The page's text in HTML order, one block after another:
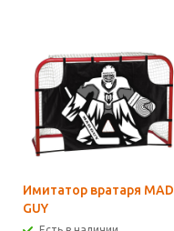
Имитатор вратаря MAD
GUY